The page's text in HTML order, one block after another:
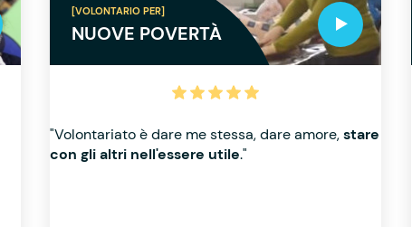
[VOLONTARIO PER]
NUOVE POVERTÀ
"Volontariato è dare me stessa, dare amore,stare
con gli altri nell'essere utile."